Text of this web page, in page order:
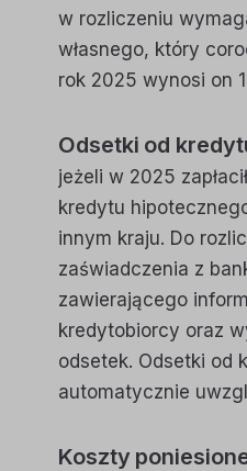
w rozliczeniu
własnego, który
rok 2025 wynosi on
Odsetki od
jeżeli w 2025
kredytu
innym kraju. Do
zaświadczenia z
zawierającego
kredytobiorcy oraz
odsetek. Odsetki od
automatycznie
Koszty